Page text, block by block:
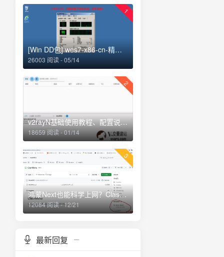
1
[Win DD包] wes7-x86-cn-精简，安装后仅占用1.55G存储空间
26003 阅读 - 05/14
2
v2rayN基础使用教程、配置说明、添加订阅、路由选择
18659 阅读 - 01/14
3
鸿蒙Next也能科学上网？Clash Meta for harmorny next os
12084 阅读 - 12/21
最新回复